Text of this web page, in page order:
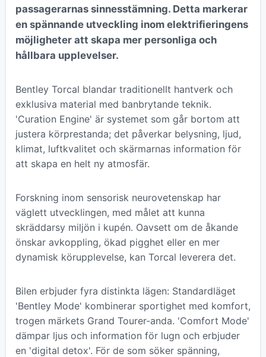
passagerarnas sinnesstämning. Detta markerar
en spännande utveckling inom elektrifieringens
möjligheter att skapa mer personliga och
hållbara upplevelser.
Bentley Torcal blandar traditionellt hantverk och
exklusiva material med banbrytande teknik.
'Curation Engine' är systemet som går bortom att
justera körprestanda; det påverkar belysning, ljud,
klimat, luftkvalitet och skärmarnas information för
att skapa en helt ny atmosfär.
Forskning inom sensorisk neurovetenskap har
väglett utvecklingen, med målet att kunna
skräddarsy miljön i kupén. Oavsett om de åkande
önskar avkoppling, ökad pigghet eller en mer
dynamisk körupplevelse, kan Torcal leverera det.
Bilen erbjuder fyra distinkta lägen: Standardläget
'Bentley Mode' kombinerar sportighet med komfort,
trogen märkets Grand Tourer-anda. 'Comfort Mode'
dämpar ljus och information för lugn och erbjuder
en 'digital detox'. För de som söker spänning,